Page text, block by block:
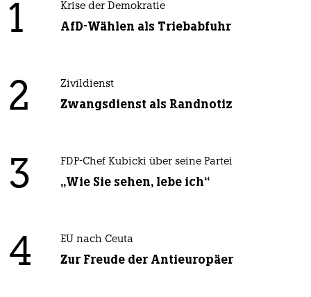
1 Krise der Demokratie
AfD-Wählen als Triebabfuhr
2 Zivildienst
Zwangsdienst als Randnotiz
3 FDP-Chef Kubicki über seine Partei
„Wie Sie sehen, lebe ich“
4 EU nach Ceuta
Zur Freude der Antieuropäer